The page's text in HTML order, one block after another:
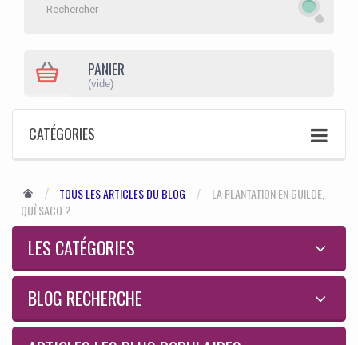
PANIER
(vide)
CATÉGORIES
TOUS LES ARTICLES DU BLOG
LA PLANTATION EN GUILDE,
QUÈSACO ?
LES CATÉGORIES
BLOG RECHERCHE